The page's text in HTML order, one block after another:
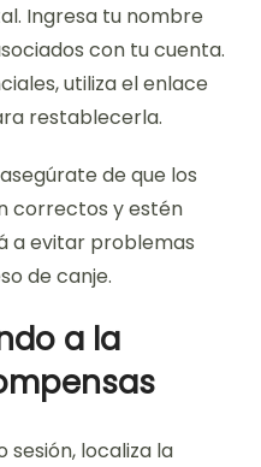
Ingresa tu nombre
con tu cuenta.
utiliza el enlace
restablecerla.
de que los
correctos y estén
a evitar problemas
de canje.
a la
sesión, localiza la